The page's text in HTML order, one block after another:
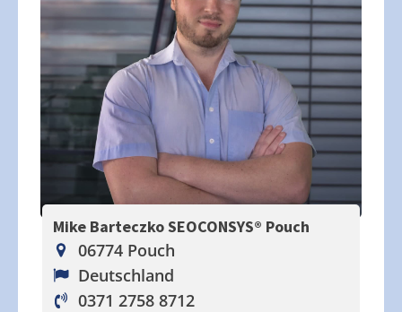
Mike Barteczko SEOCONSYS® Pouch
06774 Pouch
Deutschland
0371 2758 8712